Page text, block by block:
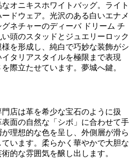
オニキスホワイトバッグ。ライト
ドウェア。光沢のある白いエナメ
ネチャーのディーバ ドリーム チ
頭のスタッドとジュエリーロック
を形成し、純白で巧妙な装飾がシ
タリアスタイルを極限まで表現
際立たせています。夢城へ鍵。
店は革を希少な宝石のように扱
面の自然な「シボ」に合わせて手
理想的な色を呈し、外側層が滑ら
います。柔らかく華やかで大胆な
的な雰囲気を醸し出します。